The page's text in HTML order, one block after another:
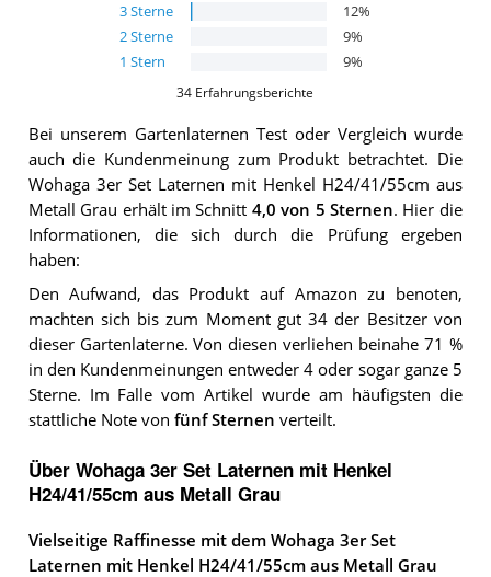
3Sterne 12%
2Sterne 9%
1 Stern 9%
34 Erfahrungsberichte
Bei unserem Gartenlaternen Test oder Vergleich wurde
auch die Kundenmeinung zum Produkt betrachtet. Die
Wohaga 3er Set Laternen mit Henkel H24/41/55cm aus
Metall Grau erhält im Schnitt 4,0 von 5 Sternen. Hier die
Informationen, die sich durch die Prüfung ergeben
haben:
Den Aufwand, das Produkt auf Amazon zu benoten,
machten sich bis zum Moment gut 34 der Besitzer von
dieser Gartenlaterne. Von diesen verliehen beinahe 71 %
in den Kundenmeinungen entweder 4 oder sogar ganze 5
Sterne. Im Falle vom Artikel wurde am häufigsten die
stattliche Note von fünf Sternen verteilt.
Über Wohaga 3er Set Laternen mit Henkel
H24/41/55cm aus Metall Grau
Vielseitige Raffinesse mit dem Wohaga 3er Set
Laternen mit Henkel H24/41/55cm aus Metall Grau